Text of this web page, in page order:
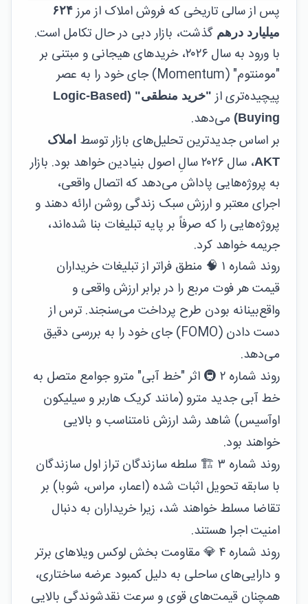
پس از سالی تاریخی که فروش املاک از مرز ۶۲۴
میلیارد درهم گذشت، بازار دبی در حال تکامل است.
با ورود به سال ۲۰۲۶، خریدهای هیجانی و مبتنی بر
"مومنتوم" (Momentum) جای خود را به عصر
پیچیده‌تری از
"خرید منطقی" (Logic-Based
Buying)
می‌دهد.
بر اساس جدیدترین تحلیل‌های بازار توسط املاک
AKT
، سال ۲۰۲۶ سالِ اصول بنیادین خواهد بود. بازار
به پروژه‌هایی پاداش می‌دهد که اتصال واقعی،
اجرای معتبر و ارزش سبک زندگی روشن ارائه دهند و
پروژه‌هایی را که صرفاً بر پایه تبلیغات بنا شده‌اند،
جریمه خواهد کرد.
روند شماره ۱
🧠 منطق فراتر از تبلیغات خریداران
قیمت هر فوت مربع را در برابر ارزش واقعی و
واقع‌بینانه بودن طرح پرداخت می‌سنجند. ترس از
دست دادن (FOMO) جای خود را به بررسی دقیق
می‌دهد.
روند شماره ۲
🚇 اثر "خط آبی" مترو جوامع متصل به
خط آبی جدید مترو (مانند کریک هاربر و سیلیکون
اوآسیس) شاهد رشد ارزش نامتناسب و بالایی
خواهند بود.
روند شماره ۳
🏗️ سلطه سازندگان تراز اول سازندگان
با سابقه تحویل اثبات شده (اعمار، مراس، شوبا) بر
تقاضا مسلط خواهند شد، زیرا خریداران به دنبال
امنیت اجرا هستند.
روند شماره ۴
💎 مقاومت بخش لوکس ویلاهای برتر
و دارایی‌های ساحلی به دلیل کمبود عرضه ساختاری،
همچنان قیمت‌های قوی و سرعت نقدشوندگی بالایی